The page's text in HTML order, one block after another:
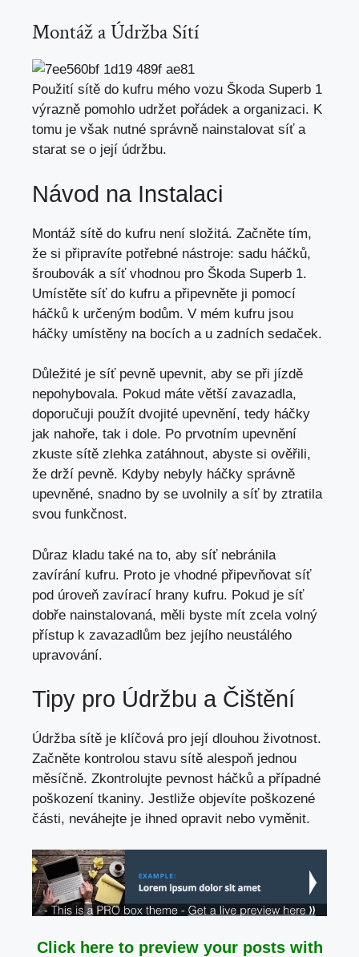
Montáž a Údržba Sítí
Použití sítě do kufru mého vozu Škoda Superb 1
výrazně pomohlo udržet pořádek a organizaci. K
tomu je však nutné správně nainstalovat síť a
starat se o její údržbu.
Návod na Instalaci
Montáž sítě do kufru není složitá. Začněte tím,
že si připravíte potřebné nástroje: sadu háčků,
šroubovák a síť vhodnou pro Škoda Superb 1.
Umístěte síť do kufru a připevněte ji pomocí
háčků k určeným bodům. V mém kufru jsou
háčky umístěny na bocích a u zadních sedaček.
Důležité je síť pevně upevnit, aby se při jízdě
nepohybovala. Pokud máte větší zavazadla,
doporučuji použít dvojité upevnění, tedy háčky
jak nahoře, tak i dole. Po prvotním upevnění
zkuste sítě zlehka zatáhnout, abyste si ověřili,
že drží pevně. Kdyby nebyly háčky správně
upevněné, snadno by se uvolnily a síť by ztratila
svou funkčnost.
Důraz kladu také na to, aby síť nebránila
zavírání kufru. Proto je vhodné připevňovat síť
pod úroveň zavírací hrany kufru. Pokud je síť
dobře nainstalovaná, měli byste mít zcela volný
přístup k zavazadlům bez jejího neustálého
upravování.
Tipy pro Údržbu a Čištění
Údržba sítě je klíčová pro její dlouhou životnost.
Začněte kontrolou stavu sítě alespoň jednou
měsíčně. Zkontrolujte pevnost háčků a případné
poškození tkaniny. Jestliže objevíte poškozené
části, neváhejte je ihned opravit nebo vyměnit.
Click here to preview your posts with